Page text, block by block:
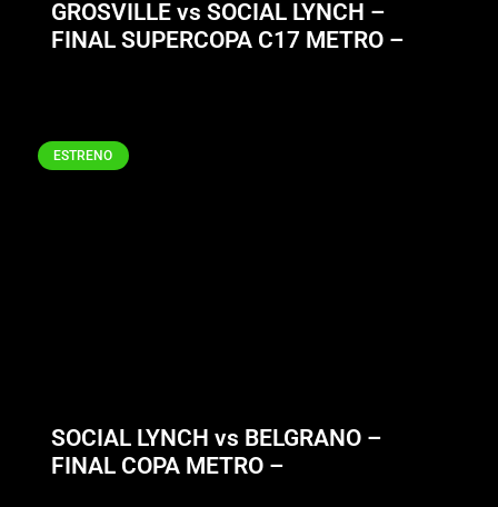
GROSVILLE vs SOCIAL LYNCH –
FINAL SUPERCOPA C17 METRO –
ESTRENO
SOCIAL LYNCH vs BELGRANO –
FINAL COPA METRO –